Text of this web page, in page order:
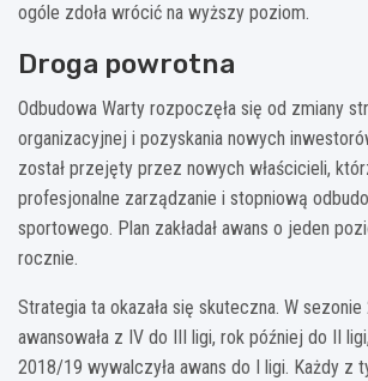
ogóle zdoła wrócić na wyższy poziom.
Droga powrotna
Odbudowa Warty rozpoczęła się od zmiany
organizacyjnej i pozyskania nowych
został przejęty przez nowych właścicieli,
profesjonalne zarządzanie i stopniową
sportowego. Plan zakładał awans o jeden
rocznie.
Strategia ta okazała się skuteczna. W
awansowała z IV do III ligi, rok później do II
2018/19 wywalczyła awans do I ligi. Każdy z